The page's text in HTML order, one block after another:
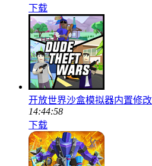
下载
开放世界沙盒模拟器内置修
14:44:58
下载